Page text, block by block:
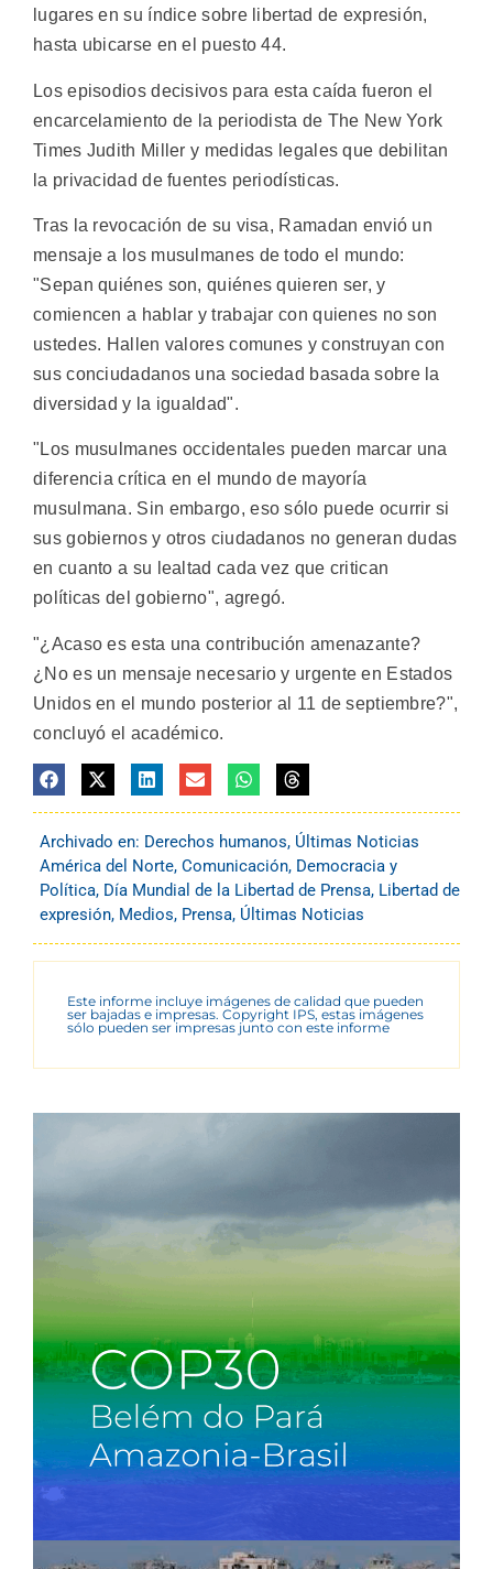
lugares en su índice sobre libertad de expresión,
hasta ubicarse en el puesto 44.
Los episodios decisivos para esta caída fueron el
encarcelamiento de la periodista de The New York
Times Judith Miller y medidas legales que debilitan
la privacidad de fuentes periodísticas.
Tras la revocación de su visa, Ramadan envió un
mensaje a los musulmanes de todo el mundo:
"Sepan quiénes son, quiénes quieren ser, y
comiencen a hablar y trabajar con quienes no son
ustedes. Hallen valores comunes y construyan con
sus conciudadanos una sociedad basada sobre la
diversidad y la igualdad".
"Los musulmanes occidentales pueden marcar una
diferencia crítica en el mundo de mayoría
musulmana. Sin embargo, eso sólo puede ocurrir si
sus gobiernos y otros ciudadanos no generan dudas
en cuanto a su lealtad cada vez que critican
políticas del gobierno", agregó.
"¿Acaso es esta una contribución amenazante?
¿No es un mensaje necesario y urgente en Estados
Unidos en el mundo posterior al 11 de septiembre?",
concluyó el académico.
Archivado en: Derechos humanos, Últimas Noticias
América del Norte, Comunicación, Democracia y
Política, Día Mundial de la Libertad de Prensa, Libertad de
expresión, Medios, Prensa, Últimas Noticias
Este informe incluye imágenes de calidad que pueden
ser bajadas e impresas. Copyright IPS, estas imágenes
sólo pueden ser impresas junto con este informe